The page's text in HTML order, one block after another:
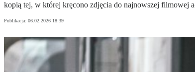
kopią tej, w której kręcono zdjęcia do najnowszej filmowej
Publikacja: 06.02.2026 18:39